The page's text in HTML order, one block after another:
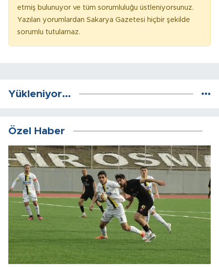
etmiş bulunuyor ve tüm sorumluluğu üstleniyorsunuz.
Yazılan yorumlardan Sakarya Gazetesi hiçbir şekilde
sorumlu tutulamaz.
Yükleniyor...
Özel Haber